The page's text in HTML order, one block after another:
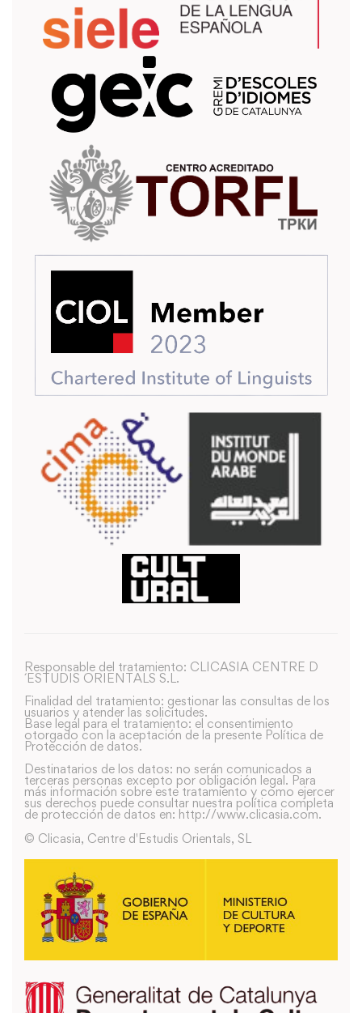
Responsable del tratamiento: CLICASIA CENTRE D
´ESTUDIS ORIENTALS S.L.
Finalidad del tratamiento: gestionar las consultas de los
usuarios y atender las solicitudes.
Base legal para el tratamiento: el consentimiento
otorgado con la aceptación de la presente Política de
Protección de datos.
Destinatarios de los datos: no serán comunicados a
terceras personas excepto por obligación legal. Para
más información sobre este tratamiento y como ejercer
sus derechos puede consultar nuestra política completa
de protección de datos en: http://www.clicasia.com.
© Clicasia, Centre d'Estudis Orientals, SL